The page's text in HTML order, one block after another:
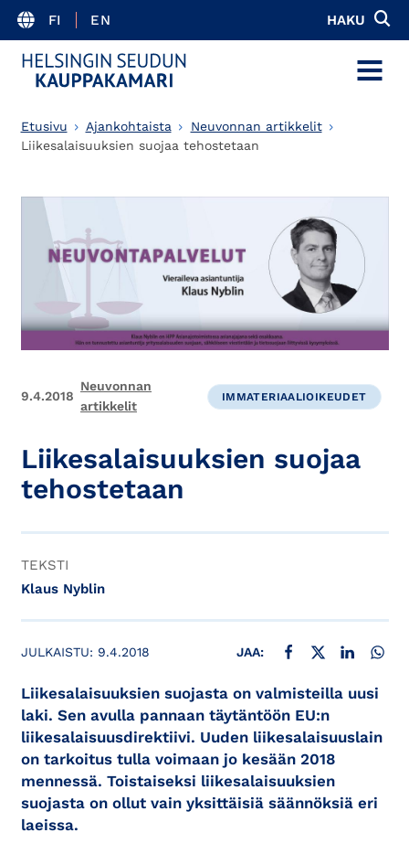
FI EN HAKU
MENU
Etusivu Ajankohtaista
Neuvonnan artikkelit
Liikesalaisuuksien suojaa tehostetaan
9.4.2018
Neuvonnan
artikkelit
IMMATERIAALIOIKEUDET
Liikesalaisuuksien suojaa
tehostetaan
TEKSTI
Klaus Nyblin
JULKAISTU: 9.4.2018 JAA: JAA FACEBOOKISSA
JAA X:SSÄ JAA
Liikesalaisuuksien suojasta on valmisteilla uusi
laki. Sen avulla pannaan täytäntöön EU:n
liikesalaisuusdirektiivi. Uuden liikesalaisuuslain
on tarkoitus tulla voimaan jo kesään 2018
mennessä. Toistaiseksi liikesalaisuuksien
suojasta on ollut vain yksittäisiä säännöksiä eri
laeissa.